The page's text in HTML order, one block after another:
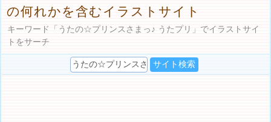
の何れかを含むイラストサイト
キーワード「うたの☆プリンスさまっ♪ うたプリ」でイラストサイ
トをサーチ